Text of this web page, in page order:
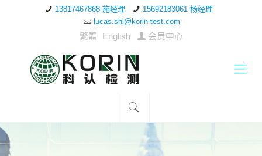
13817467868 施经理
15692183061 杨经理
lucas.shi@korin-test.com
繁體 English 会员中心